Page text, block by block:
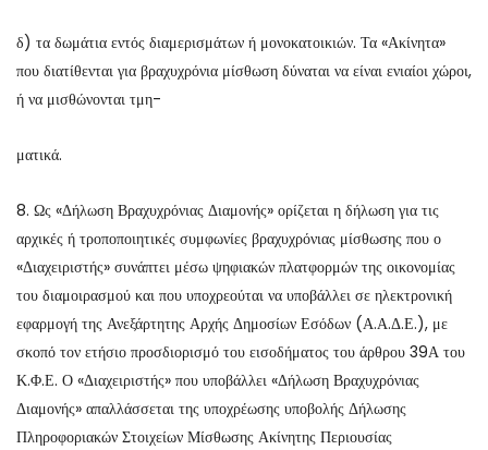
δ) τα δωμάτια εντός διαμερισμάτων ή μονοκατοικιών. Τα «Ακίνητα»
που διατίθενται για βραχυχρόνια μίσθωση δύναται να είναι ενιαίοι χώροι,
ή να μισθώνονται τμη-
ματικά.
8. Ως «Δήλωση Βραχυχρόνιας Διαμονής» ορίζεται η δήλωση για τις
αρχικές ή τροποποιητικές συμφωνίες βραχυχρόνιας μίσθωσης που ο
«Διαχειριστής» συνάπτει μέσω ψηφιακών πλατφορμών της οικονομίας
του διαμοιρασμού και που υποχρεούται να υποβάλλει σε ηλεκτρονική
εφαρμογή της Ανεξάρτητης Αρχής Δημοσίων Εσόδων (Α.Α.Δ.Ε.), με
σκοπό τον ετήσιο προσδιορισμό του εισοδήματος του άρθρου 39Α του
Κ.Φ.Ε. Ο «Διαχειριστής» που υποβάλλει «Δήλωση Βραχυχρόνιας
Διαμονής» απαλλάσσεται της υποχρέωσης υποβολής Δήλωσης
Πληροφοριακών Στοιχείων Μίσθωσης Ακίνητης Περιουσίας